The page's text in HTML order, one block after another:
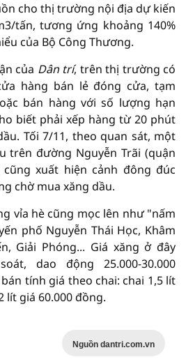
cho thị trường nội địa dự kiến
tấn, tương ứng khoảng 140%
của Bộ Công Thương.
của Dân trí, trên thị trường có
hàng bán lẻ đóng cửa, tạm
bán hàng với số lượng hạn
biết phải xếp hàng từ 20 phút
Tối 7/11, theo quan sát, một
trên đường Nguyễn Trãi (quận
cũng xuất hiện cảnh đông đúc
chờ mua xăng dầu.
vỉa hè cũng mọc lên như "nấm
phố Nguyễn Thái Học, Khâm
Giải Phóng... Giá xăng ở đây
dao động 25.000-30.000
tính giá theo chai: chai 1,5 lít
lít giá 60.000 đồng.
Nguồn dantri.com.vn